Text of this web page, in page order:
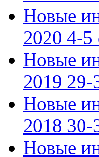
Новые
2020 4-5
Новые
2019 29-
Новые
2018 30-
Новые